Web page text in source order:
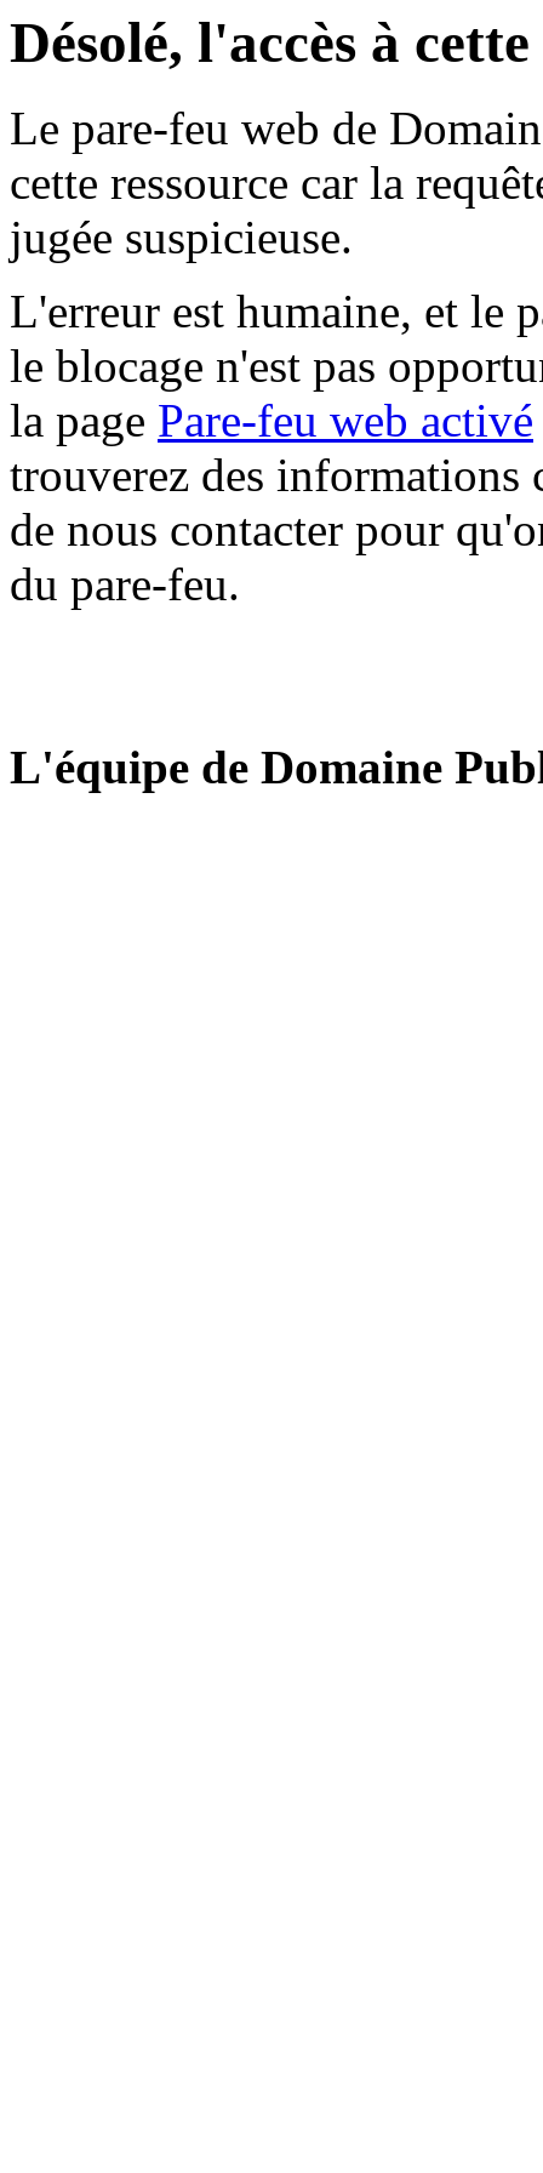
Désolé, l'accès à
Le pare-feu web de
cette ressource car la
jugée suspicieuse.
L'erreur est humaine, et le
le blocage n'est pas
la page Pare-feu web activé
trouverez des informations
de nous contacter pour
du pare-feu.
L'équipe de Domaine